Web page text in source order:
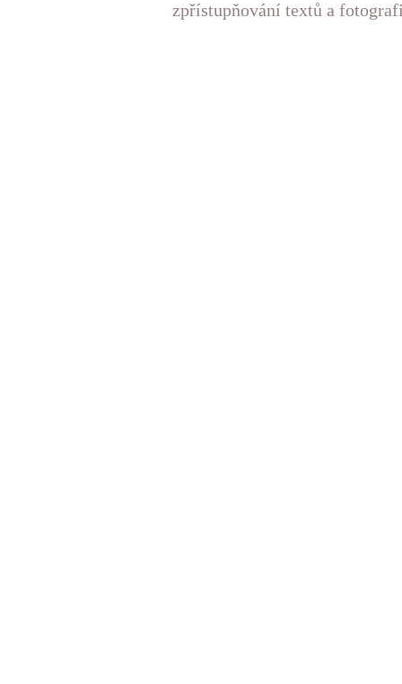
zpřístupňování textů a